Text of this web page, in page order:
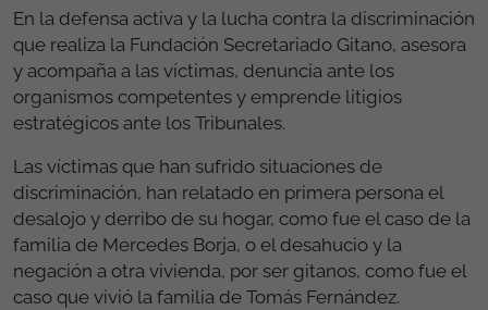
En la defensa activa y la lucha contra la discriminación
que realiza la Fundación Secretariado Gitano, asesora
y acompaña a las víctimas, denuncia ante los
organismos competentes y emprende litigios
estratégicos ante los Tribunales.
Las víctimas que han sufrido situaciones de
discriminación, han relatado en primera persona el
desalojo y derribo de su hogar, como fue el caso de la
familia de Mercedes Borja, o el desahucio y la
negación a otra vivienda, por ser gitanos, como fue el
caso que vivió la familia de Tomás Fernández.